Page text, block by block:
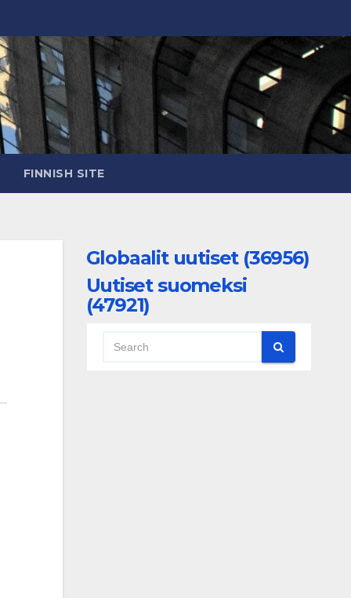
FINNISH SITE
Globaalit uutiset (36956)
Uutiset suomeksi
(47921)